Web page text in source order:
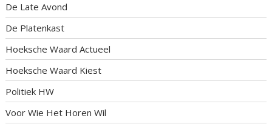
De Late Avond
De Platenkast
Hoeksche Waard Actueel
Hoeksche Waard Kiest
Politiek HW
Voor Wie Het Horen Wil